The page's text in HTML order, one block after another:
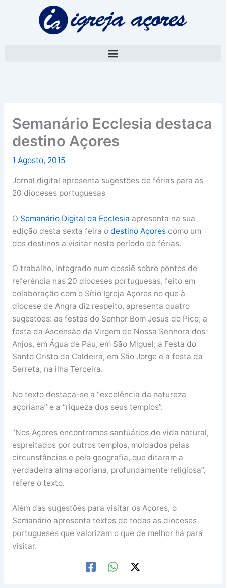
Semanário Ecclesia destaca
destino Açores
1 Agosto, 2015
Jornal digital apresenta sugestões de férias para as
20 dioceses portuguesas
O Semanário Digital da Ecclesia apresenta na sua
edição desta sexta feira o destino Açorescomo um
dos destinos a visitar neste período de férias.
O trabalho, integrado num dossiê sobre pontos de
referência nas 20 dioceses portuguesas, feito em
colaboração com o Sítio Igreja Açores no que à
diocese de Angra diz respeito, apresenta quatro
sugestões: as festas do Senhor Bom Jesus do Pico; a
festa da Ascensão da Virgem de Nossa Senhora dos
Anjos, em Água de Pau, em São Miguel; a Festa do
Santo Cristo da Caldeira, em São Jorge e a festa da
Serreta, na ilha Terceira.
No texto destaca-se a “excelência da natureza
açoriana” e a “riqueza dos seus templos”.
“Nos Açores encontramos santuários de vida natural,
espreitados por outros templos, moldados pelas
circunstâncias e pela geografia, que ditaram a
verdadeira alma açoriana, profundamente religiosa”,
refere o texto.
Além das sugestões para visitar os Açores, o
Semanário apresenta textos de todas as dioceses
portugueses que valorizam o que de melhor há para
visitar.